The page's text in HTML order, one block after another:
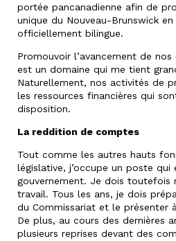
portée pancanadienne afin de
unique du Nouveau-Brunswick
officiellement bilingue.
Promouvoir l’avancement de
est un domaine qui me tient
Naturellement, nos activités de
les ressources financières qui
disposition.
La reddition de comptes
Tout comme les autres hauts
législative, j’occupe un poste qui
gouvernement. Je dois toutefois
travail. Tous les ans, je dois
du Commissariat et le présenter
De plus, au cours des dernières
plusieurs reprises devant des